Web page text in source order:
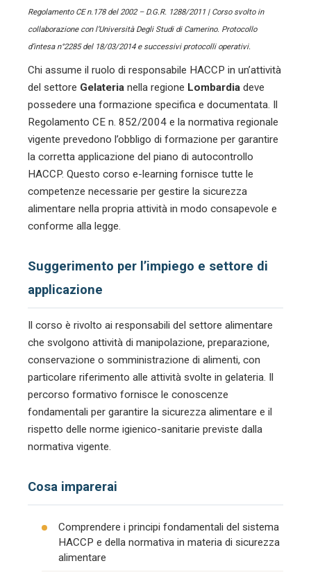
Regolamento CE n.178 del 2002 – D.G.R. 1288/2011 | Corso svolto in
collaborazione con l’Università Degli Studi di Camerino. Protocollo
d’intesa n°2285 del 18/03/2014 e successivi protocolli operativi.
Chi assume il ruolo di responsabile HACCP in un’attività
del settore Gelateria nella regione Lombardia deve
possedere una formazione specifica e documentata. Il
Regolamento CE n. 852/2004 e la normativa regionale
vigente prevedono l’obbligo di formazione per garantire
la corretta applicazione del piano di autocontrollo
HACCP. Questo corso e-learning fornisce tutte le
competenze necessarie per gestire la sicurezza
alimentare nella propria attività in modo consapevole e
conforme alla legge.
Suggerimento per l’impiego e settore di
applicazione
Il corso è rivolto ai responsabili del settore alimentare
che svolgono attività di manipolazione, preparazione,
conservazione o somministrazione di alimenti, con
particolare riferimento alle attività svolte in gelateria. Il
percorso formativo fornisce le conoscenze
fondamentali per garantire la sicurezza alimentare e il
rispetto delle norme igienico-sanitarie previste dalla
normativa vigente.
Cosa imparerai
Comprendere i principi fondamentali del sistema
HACCP e della normativa in materia di sicurezza
alimentare